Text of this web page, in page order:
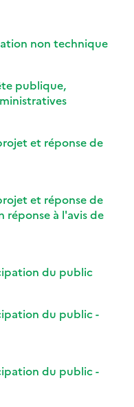
non technique
publique,
et réponse de
et réponse de
réponse à l'avis de
du public
du public -
du public -